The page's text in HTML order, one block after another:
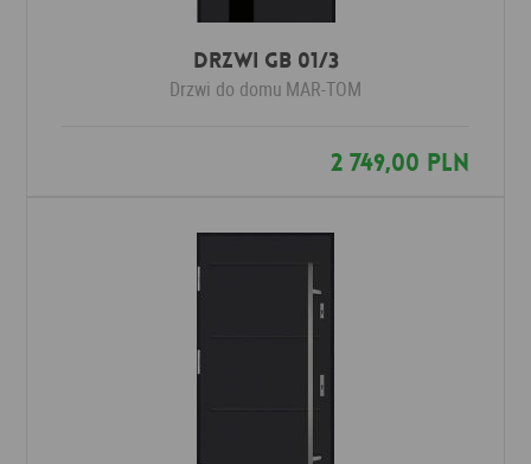
Drzwi GB 01/3
Drzwi do domu MAR-TOM
2 749,00 PLN